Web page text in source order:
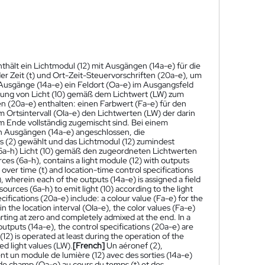
ein Lichtmodul (12) mit Ausgängen (14a-e) für die
Zeit (t) und Ort-Zeit-Steuervorschriften (20a-e), um
(14a-e) ein Feldort (Oa-e) im Ausgangsfeld
von Licht (10) gemäß dem Lichtwert (LW) zum
(20a-e) enthalten: einen Farbwert (Fa-e) für den
Ortsintervall (OIa-e) den Lichtwerten (LW) der darin
vollständig zugemischt sind. Bei einem
(14a-e) angeschlossen, die
gewählt und das Lichtmodul (12) zumindest
h) Licht (10) gemäß den zugeordneten Lichtwerten
(6a-h), contains a light module (12) with outputs
time (t) and location-time control specifications
each of the outputs (14a-e) is assigned a field
(6a-h) to emit light (10) according to the light
(20a-e) include: a colour value (Fa-e) for the
the location interval (OIa-e), the color values (Fa-e)
at zero and completely admixed at the end. In a
(14a-e), the control specifications (20a-e) are
is operated at least during the operation of the
light values (LW).[French]Un aéronef (2),
un module de lumière (12) avec des sorties (14a-e)